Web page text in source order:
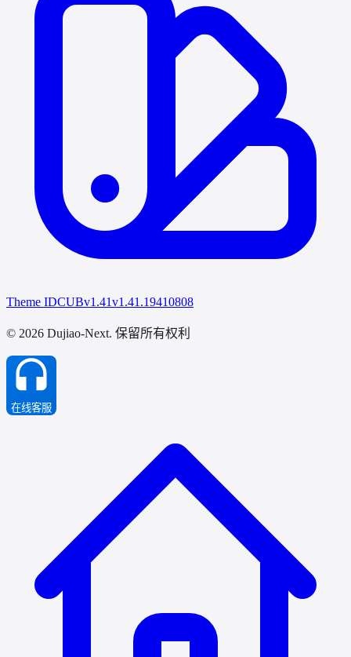
Theme IDCUBv1.41v1.41.19410808
© 2026 Dujiao-Next. 保留所有权利
在线客服